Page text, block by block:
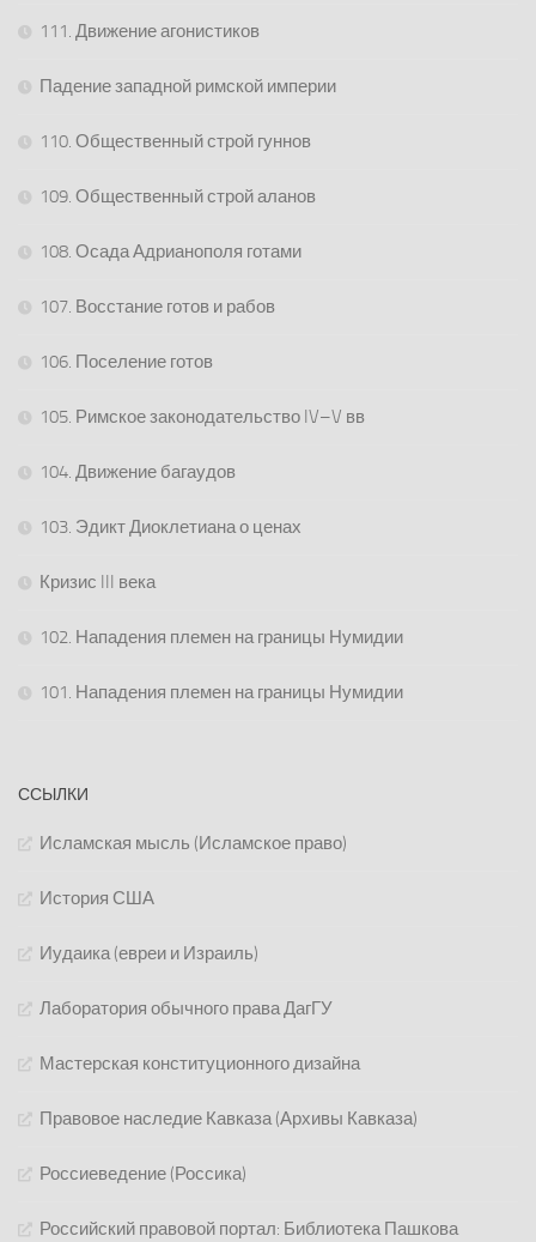
111. Движение агонистиков
Падение западной римской империи
110. Общественный строй гуннов
109. Общественный строй аланов
108. Осада Адрианополя готами
107. Восстание готов и рабов
106. Поселение готов
105. Римское законодательство IV–V вв
104. Движение багаудов
103. Эдикт Диоклетиана о ценах
Кризис III века
102. Нападения племен на границы Нумидии
101. Нападения племен на границы Нумидии
ССЫЛКИ
Исламская мысль (Исламское право)
История США
Иудаика (евреи и Израиль)
Лаборатория обычного права ДагГУ
Мастерская конституционного дизайна
Правовое наследие Кавказа (Архивы Кавказа)
Россиеведение (Россика)
Российский правовой портал: Библиотека Пашкова